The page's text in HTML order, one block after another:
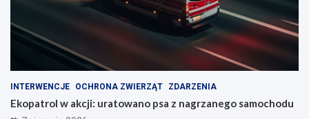
INTERWENCJE OCHRONA ZWIERZĄT ZDARZENIA
Ekopatrol w akcji: uratowano psa z nagrzanego samochodu